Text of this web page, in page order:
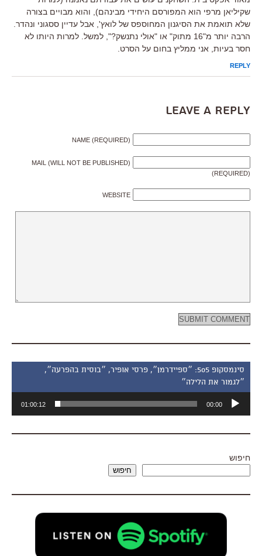
שקיליאן מרפי הוא המפורסם היחידי מבינהם), והוא מבויים בצורה
שלא תואמת את הסיגנון המחוספס של לואץ', אבל עדיין ססגוני ונהדר.
הרבה יותר מ"16 מתוק" או "אולי נתנשק?", למשל. למרות היותו לא
חסר בעיות, אני ממליץ בחום על הסרט.
REPLY
Leave a Reply
NAME (REQUIRED)
MAIL (WILL NOT BE PUBLISHED)
(REQUIRED)
WEBSITE
סינמסקופ 505: ״ספיידרמן״, פרסי אופיר, ״בוסית בהפרעה״,
״לגמור את הלילה״
אודיו
00:00
01:00:12
חיפוש
חיפוש